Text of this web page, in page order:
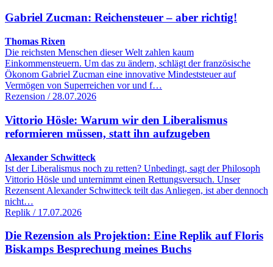
Gabriel Zucman: Reichensteuer – aber richtig!
Thomas Rixen
Die reichsten Menschen dieser Welt zahlen kaum
Einkommensteuern. Um das zu ändern, schlägt der französische
Ökonom Gabriel Zucman eine innovative Mindeststeuer auf
Vermögen von Superreichen vor und f…
Rezension / 28.07.2026
Vittorio Hösle: Warum wir den Liberalismus
reformieren müssen, statt ihn aufzugeben
Alexander Schwitteck
Ist der Liberalismus noch zu retten? Unbedingt, sagt der Philosoph
Vittorio Hösle und unternimmt einen Rettungsversuch. Unser
Rezensent Alexander Schwitteck teilt das Anliegen, ist aber dennoch
nicht…
Replik / 17.07.2026
Die Rezension als Projektion: Eine Replik auf Floris
Biskamps Besprechung meines Buchs